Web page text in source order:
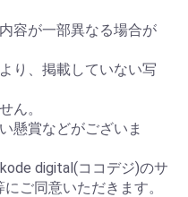
容が一部異なる場合が
り、掲載していない写
ん。
懸賞などがございま
digital(ココデジ)のサ
ご同意いただきます。